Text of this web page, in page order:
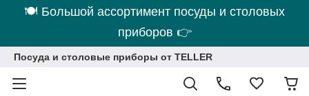
🍽 Большой ассортимент посуды и столовых
приборов 👉
Посуда и столовые приборы от TELLER